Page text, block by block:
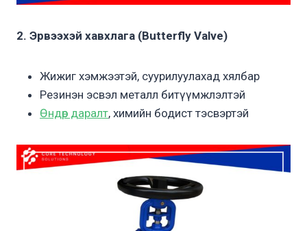
2. Эрвээхэй хавхлага (Butterfly Valve)
Жижиг хэмжээтэй, суурилуулахад хялбар
Резинэн эсвэл металл битүүмжлэлтэй
Өндөр даралт, химийн бодист тэсвэртэй